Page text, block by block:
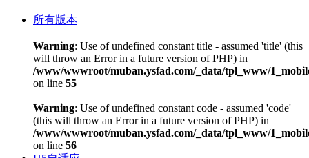
所有版本
Warning: Use of undefined constant title - assumed 'title' (this
will throw an Error in a future version of PHP) in
/www/wwwroot/muban.ysfad.com/_data/tpl_www/
on line 55
Warning: Use of undefined constant code - assumed 'code'
(this will throw an Error in a future version of PHP) in
/www/wwwroot/muban.ysfad.com/_data/tpl_www/
on line 56